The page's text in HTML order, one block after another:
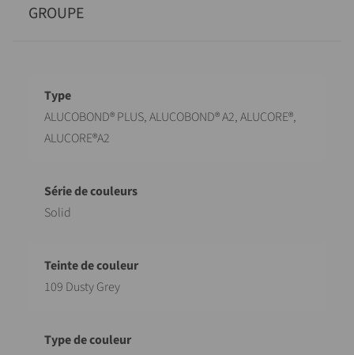
GROUPE
Désignation
ALUCOBOND® PLUS, ALUCOBOND® A2, ALUCORE®,
ALUCORE®A2
Solid
109 Dusty Grey